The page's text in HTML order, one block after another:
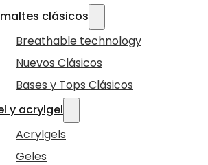
clásicos
Breathable technology
Nuevos Clásicos
Bases y Tops Clásicos
y acrylgel
Acrylgels
Geles